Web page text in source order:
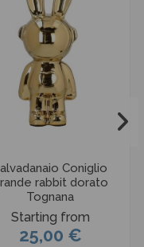
Coniglio
rabbit dorato
Tognana
Starting from
25,00 €